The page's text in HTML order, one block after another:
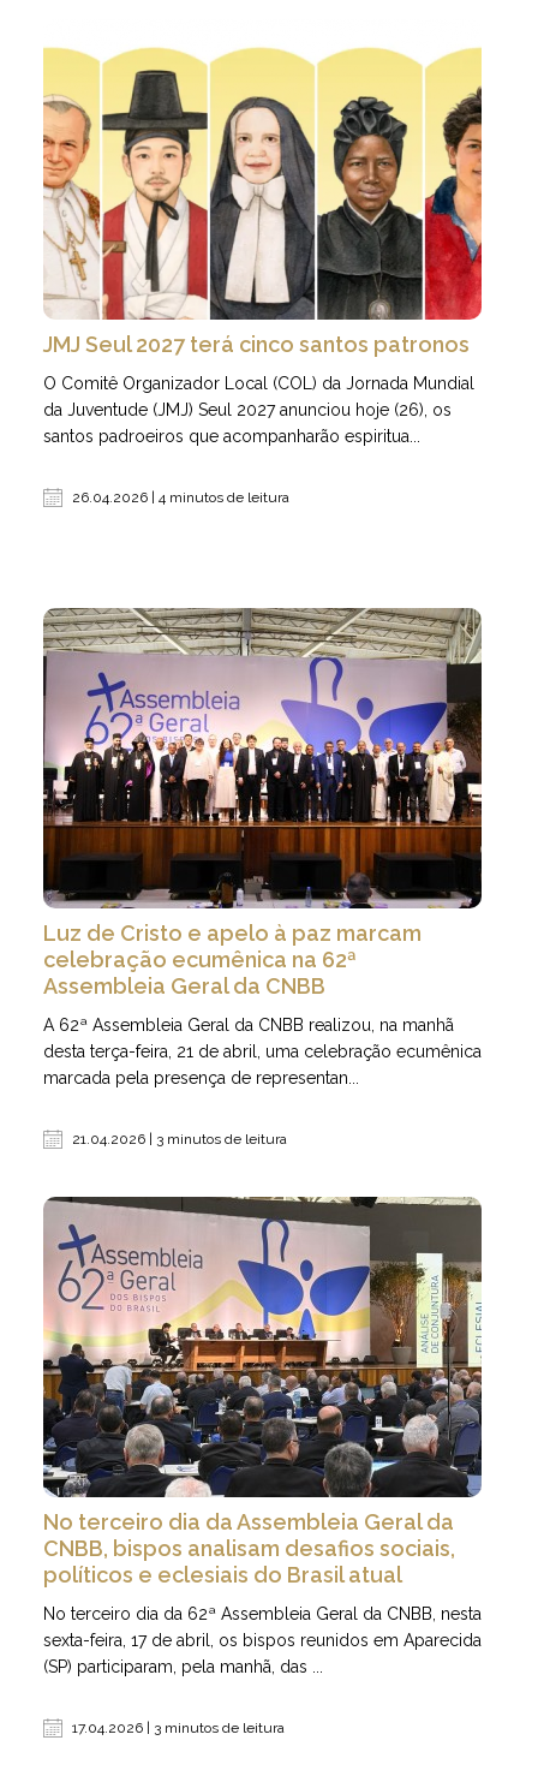
JMJ Seul 2027 terá cinco santos patronos
O Comitê Organizador Local (COL) da Jornada Mundial
da Juventude (JMJ) Seul 2027 anunciou hoje (26), os
santos padroeiros que acompanharão espiritua...
26.04.2026 | 4 minutos de leitura
Luz de Cristo e apelo à paz marcam
celebração ecumênica na 62ª
Assembleia Geral da CNBB
A 62ª Assembleia Geral da CNBB realizou, na manhã
desta terça-feira, 21 de abril, uma celebração ecumênica
marcada pela presença de representan...
21.04.2026 | 3 minutos de leitura
No terceiro dia da Assembleia Geral da
CNBB, bispos analisam desafios sociais,
políticos e eclesiais do Brasil atual
No terceiro dia da 62ª Assembleia Geral da CNBB, nesta
sexta-feira, 17 de abril, os bispos reunidos em Aparecida
(SP) participaram, pela manhã, das ...
17.04.2026 | 3 minutos de leitura